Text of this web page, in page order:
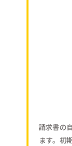
請求書の
ます。初